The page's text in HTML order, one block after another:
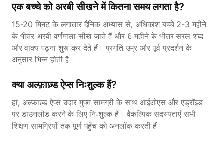
एक बच्चे को अरबी सीखने में कितना समय लगता है?
15-20 मिनट के लगातार दैनिक अभ्यास से, अधिकांश बच्चे 2-3 महीने
के भीतर अरबी वर्णमाला सीख जाते हैं और 6 महीने के भीतर सरल शब्द
और वाक्य पढ़ना शुरू कर देते हैं। प्रगति उम्र और पूर्व प्रदर्शन के
अनुसार भिन्न होती है।
क्या अल्फ़ाज़्ड ऐप्स निःशुल्क हैं?
हां, अल्फ़ाज़्ड ऐप्स उदार मुफ्त सामग्री के साथ आईओएस और एंड्रॉइड
पर डाउनलोड करने के लिए निःशुल्क हैं। वैकल्पिक सदस्यताएँ सभी
शिक्षण सामग्रियों तक पूर्ण पहुँच को अनलॉक करती हैं।